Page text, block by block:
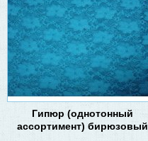
Гипюр (однотонный
ассортимент) бирюзовый